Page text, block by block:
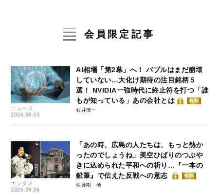
会員限定記事
ニュース
2026.08.03
AI相場「第2幕」へ！ バブルはまだ崩壊
していない…大化け期待の注目銘柄５
選！ NVIDIA一強時代に終止符を打つ「誰
もが知っている」あの会社とは
有料
石井僚一
エンタメ
2025.08.06
「あの時、広島の人たちは、もっと熱か
ったのでしょうね」美空ひばりのつぶや
きに込められた平和への祈り…『一本の
鉛筆』で伝えた反戦への意志
有料
佐藤剛